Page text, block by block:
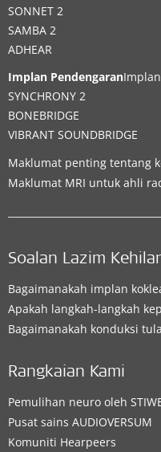
SONNET 2
SAMBA 2
ADHEAR
Implan Pendengaran
SYNCHRONY 2
BONEBRIDGE
VIBRANT SOUNDBRIDGE
Maklumat penting tentang
Maklumat MRI untuk ahli
Soalan Lazim
Bagaimanakah implan
Apakah langkah-langkah
Bagaimanakah konduksi
Rangkaian Kami
Pemulihan neuro oleh
Pusat sains AUDIOVERSUM
Komuniti Hearpeers